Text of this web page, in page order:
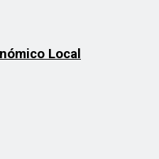
Local